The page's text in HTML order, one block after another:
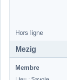
Hors ligne
Mezig
Membre